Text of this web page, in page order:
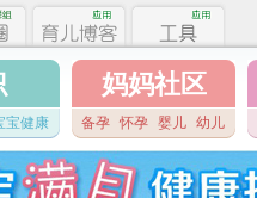
宝健康
妈妈社区
备孕 怀孕 婴儿 幼儿